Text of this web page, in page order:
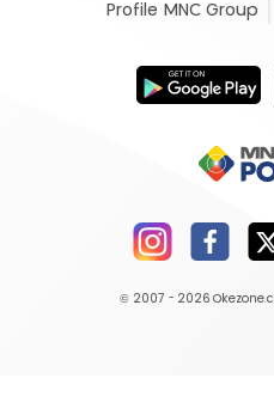
Profile MNC Group
© 2007 - 2026